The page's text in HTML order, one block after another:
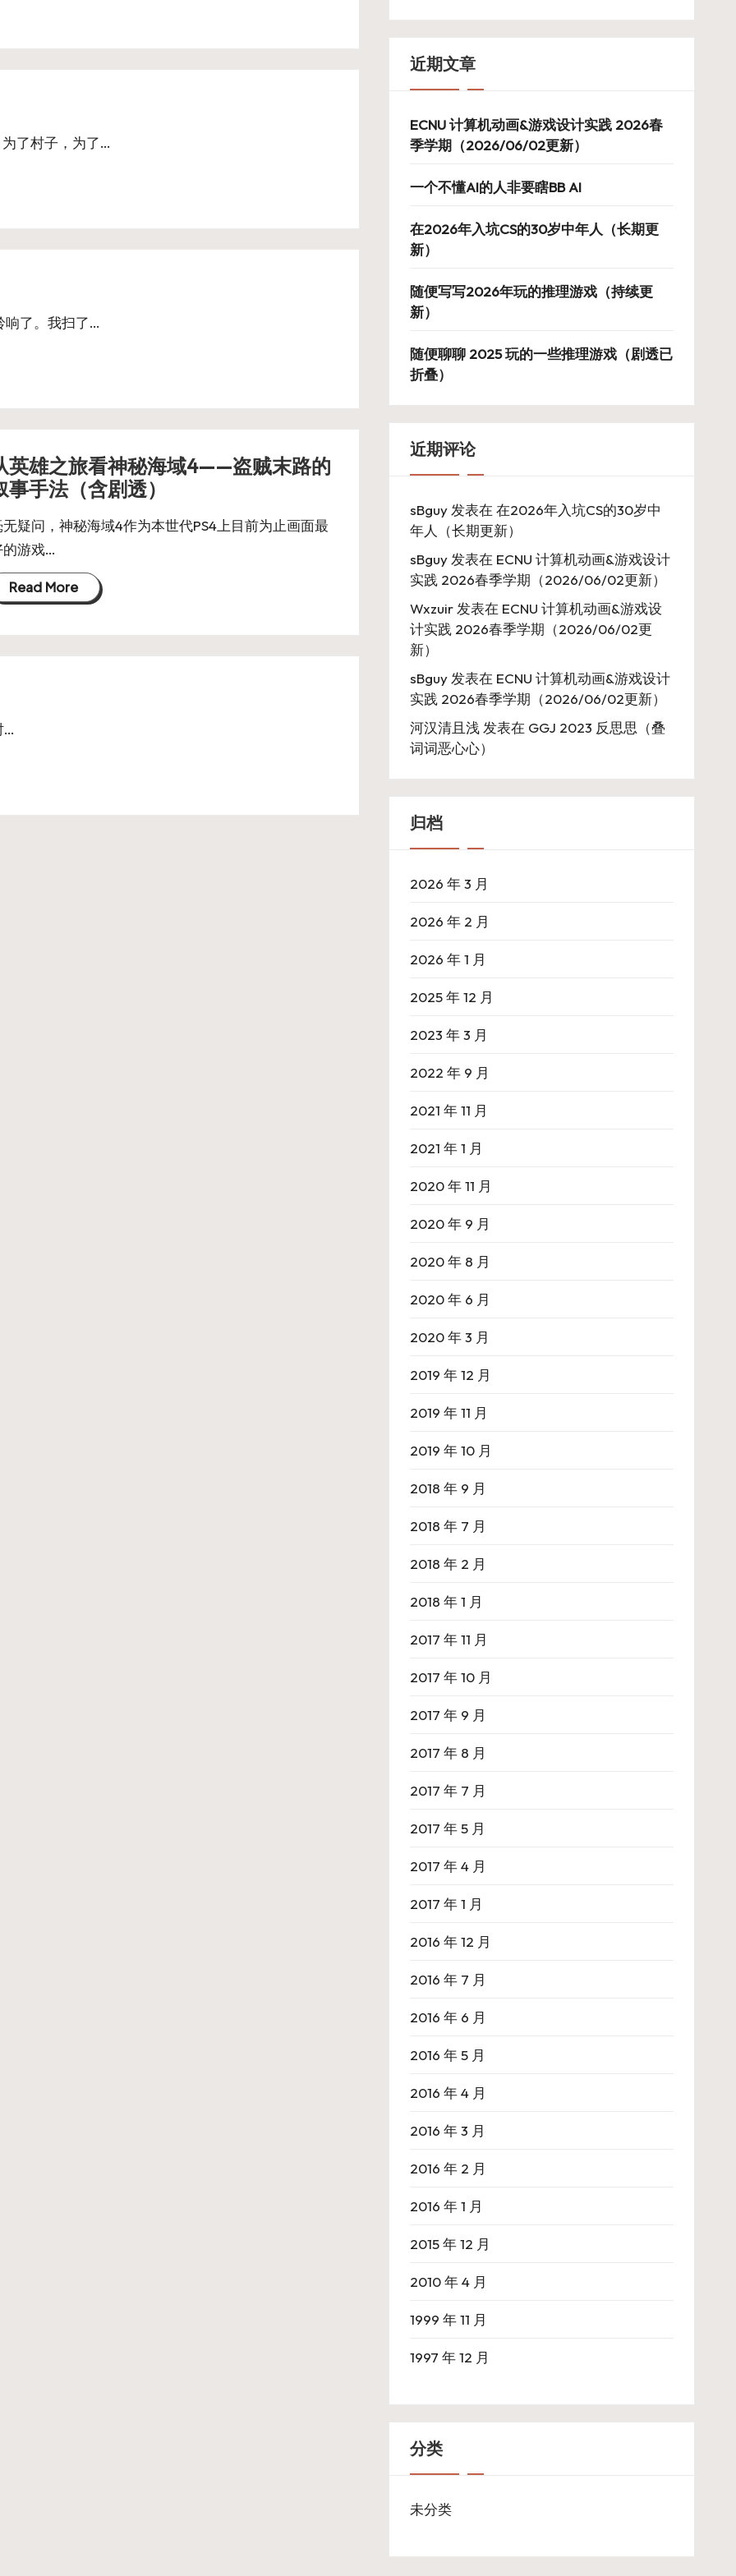
了村子，为了…
响了。我扫了…
英雄之旅看神秘海域4——盗贼末路的
事手法（含剧透）
无疑问，神秘海域4作为本世代PS4上目前为止画面最
的游戏…
Read More
…
近期文章
ECNU 计算机动画&游戏设计实践 2026春
季学期（2026/06/02更新）
一个不懂AI的人非要瞎BB AI
在2026年入坑CS的30岁中年人（长期更
新）
随便写写2026年玩的推理游戏（持续更
新）
随便聊聊 2025 玩的一些推理游戏（剧透已
折叠）
近期评论
sBguy发表在 在2026年入坑CS的30岁中
年人（长期更新）
sBguy发表在 ECNU 计算机动画&游戏设计
实践 2026春季学期（2026/06/02更新）
Wxzuir发表在 ECNU 计算机动画&游戏设
计实践 2026春季学期（2026/06/02更
新）
sBguy发表在 ECNU 计算机动画&游戏设计
实践 2026春季学期（2026/06/02更新）
河汉清且浅发表在 GGJ 2023 反思思（叠
词词恶心心）
归档
2026 年 3 月
2026 年 2 月
2026 年 1 月
2025 年 12 月
2023 年 3 月
2022 年 9 月
2021 年 11 月
2021 年 1 月
2020 年 11 月
2020 年 9 月
2020 年 8 月
2020 年 6 月
2020 年 3 月
2019 年 12 月
2019 年 11 月
2019 年 10 月
2018 年 9 月
2018 年 7 月
2018 年 2 月
2018 年 1 月
2017 年 11 月
2017 年 10 月
2017 年 9 月
2017 年 8 月
2017 年 7 月
2017 年 5 月
2017 年 4 月
2017 年 1 月
2016 年 12 月
2016 年 7 月
2016 年 6 月
2016 年 5 月
2016 年 4 月
2016 年 3 月
2016 年 2 月
2016 年 1 月
2015 年 12 月
2010 年 4 月
1999 年 11 月
1997 年 12 月
分类
未分类